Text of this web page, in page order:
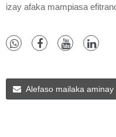
izay afaka mampiasa
Alefaso mailaka aminay